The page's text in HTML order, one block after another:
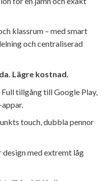
klassrum – med smart
och centraliserad
Lägre kostnad.
Full tillgång till Google Play,
touch, dubbla pennor
design med extremt låg